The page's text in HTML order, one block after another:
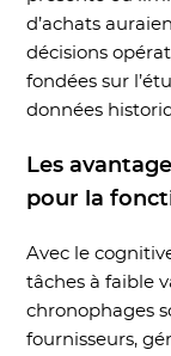
d’achats
décisions
fondées sur
données
Les
pour la
Avec le
tâches à faible
chronophages
fournisseurs,